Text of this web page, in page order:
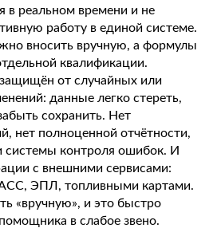
в реальном времени и не
работу в единой системе.
вносить вручную, а формулы
квалификации.
от случайных или
данные легко стереть,
сохранить. Нет
нет полноценной отчётности,
системы контроля ошибок. И
с внешними сервисами:
ЭПЛ, топливными картами.
«вручную», и это быстро
в слабое звено.